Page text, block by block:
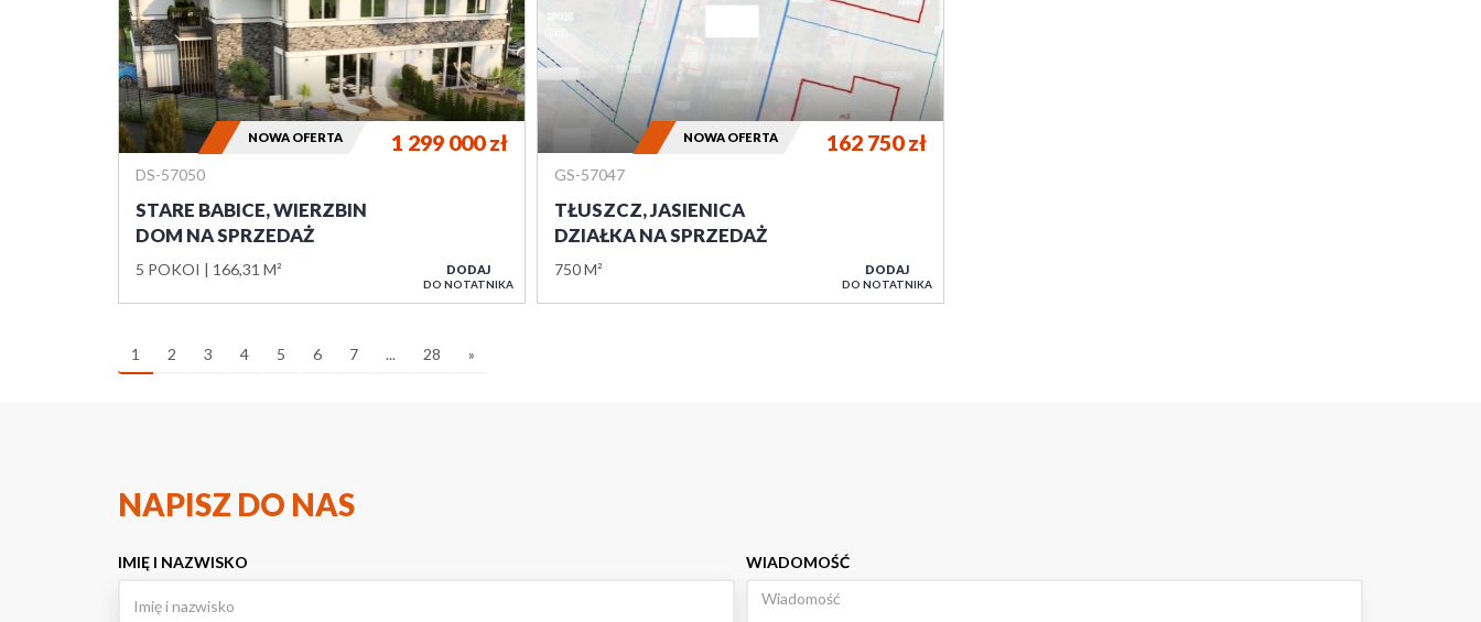
DS-57050
STARE BABICE, WIERZBIN
DOM NA SPRZEDAŻ
5 POKOI 166,31 M²
1 299 000zł
NOWA OFERTA
DODAJ
DO NOTATNIKA
GS-57047
TŁUSZCZ, JASIENICA
DZIAŁKA NA SPRZEDAŻ
750 M²
162 750zł
NOWA OFERTA
DODAJ
DO NOTATNIKA
1 2 3 4 5 6 7 ... 28 »
NAPISZ DO NAS
IMIĘ I NAZWISKO WIADOMOŚĆ